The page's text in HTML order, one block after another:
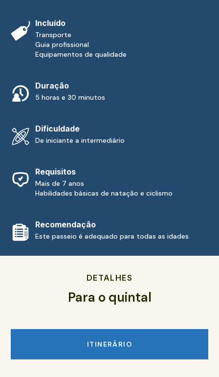
Incluído
Transporte
Guia profissional
Equipamentos de qualidade
Duração
5 horas e 30 minutos
Dificuldade
De iniciante a intermediário
Requisitos
Mais de 7 anos
Habilidades básicas de natação e ciclismo
Recomendação
Este passeio é adequado para todas as idades.
DETALHES
Para o quintal
ITINERÁRIO